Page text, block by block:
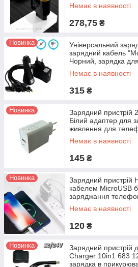
Немає в наявності
278,75 ₴
Новинка
Універсальний
зарядний кабель
Чорний, зарядка
Немає в наявності
315 ₴
Новинка
Зарядний пристрій
Білий адаптер для
живлення для
Немає в наявності
145 ₴
Новинка
Зарядний пристрій
кабелем MicroUSB
заряджання
Немає в наявності
120 ₴
Новинка
Зарядний пристрій
Сharger 10in1 683
зарядка в